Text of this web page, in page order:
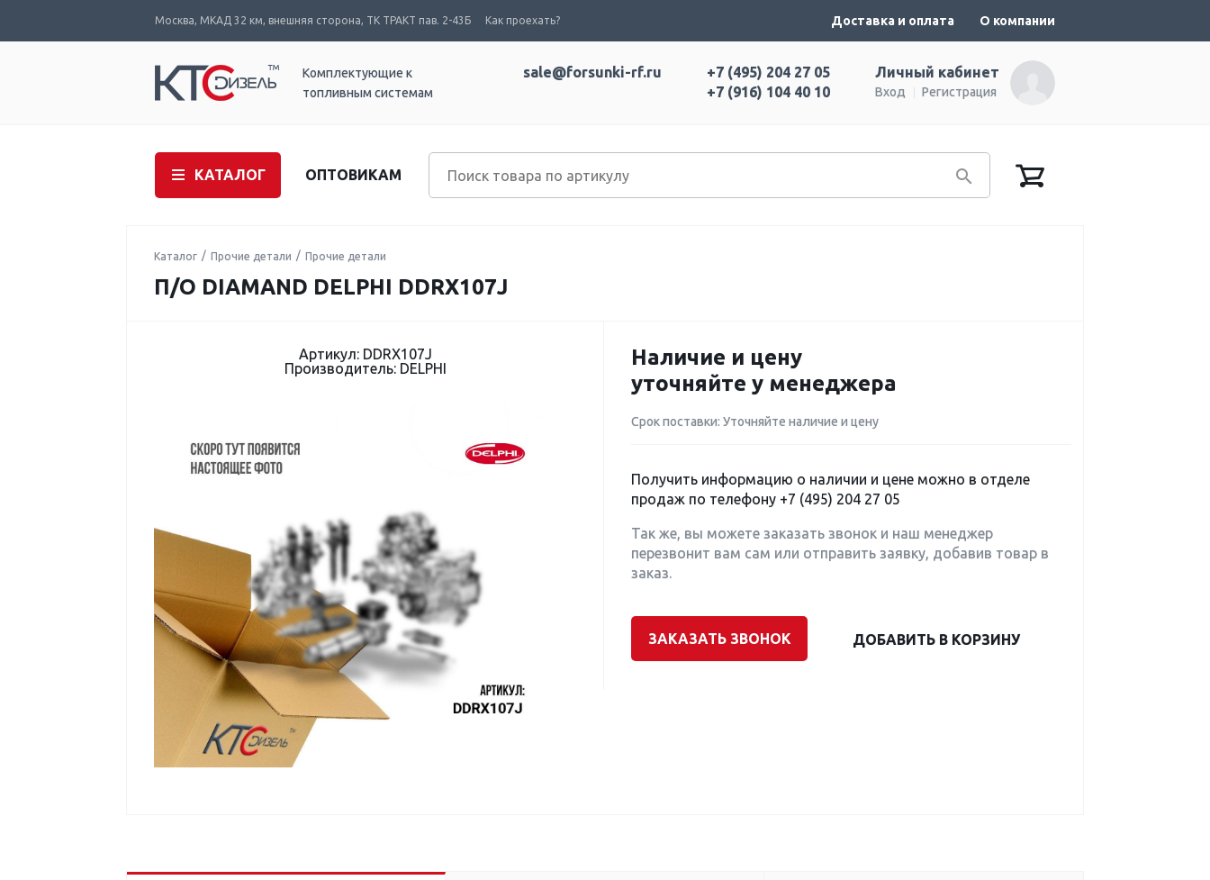
Москва, МКАД 32 км, внешняя сторона, ТК ТРАКТ пав. 2-43Б Как проехать? Доставка и оплата О компании
Комплектующие к
топливным системам
Личный кабинет
Вход Регистрация
+7 (495) 204 27 05
+7 (916) 104 40 10
sale@forsunki-rf.ru
КАТАЛОГ ОПТОВИКАМ
Каталог Прочие детали Прочие детали
П/О DIAMAND DELPHI DDRX107J
Артикул: DDRX107J
Производитель: DELPHI
Наличие и цену
уточняйте у менеджера
Срок поставки: Уточняйте наличие и цену
Получить информацию о наличии и цене можно в отделе
продаж по телефону +7 (495) 204 27 05
Так же, вы можете заказать звонок и наш менеджер
перезвонит вам сам или отправить заявку, добавив товар в
заказ.
ЗАКАЗАТЬ ЗВОНОК ДОБАВИТЬ В КОРЗИНУ